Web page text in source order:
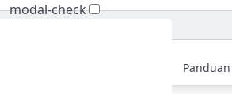
Panduan
modal-check